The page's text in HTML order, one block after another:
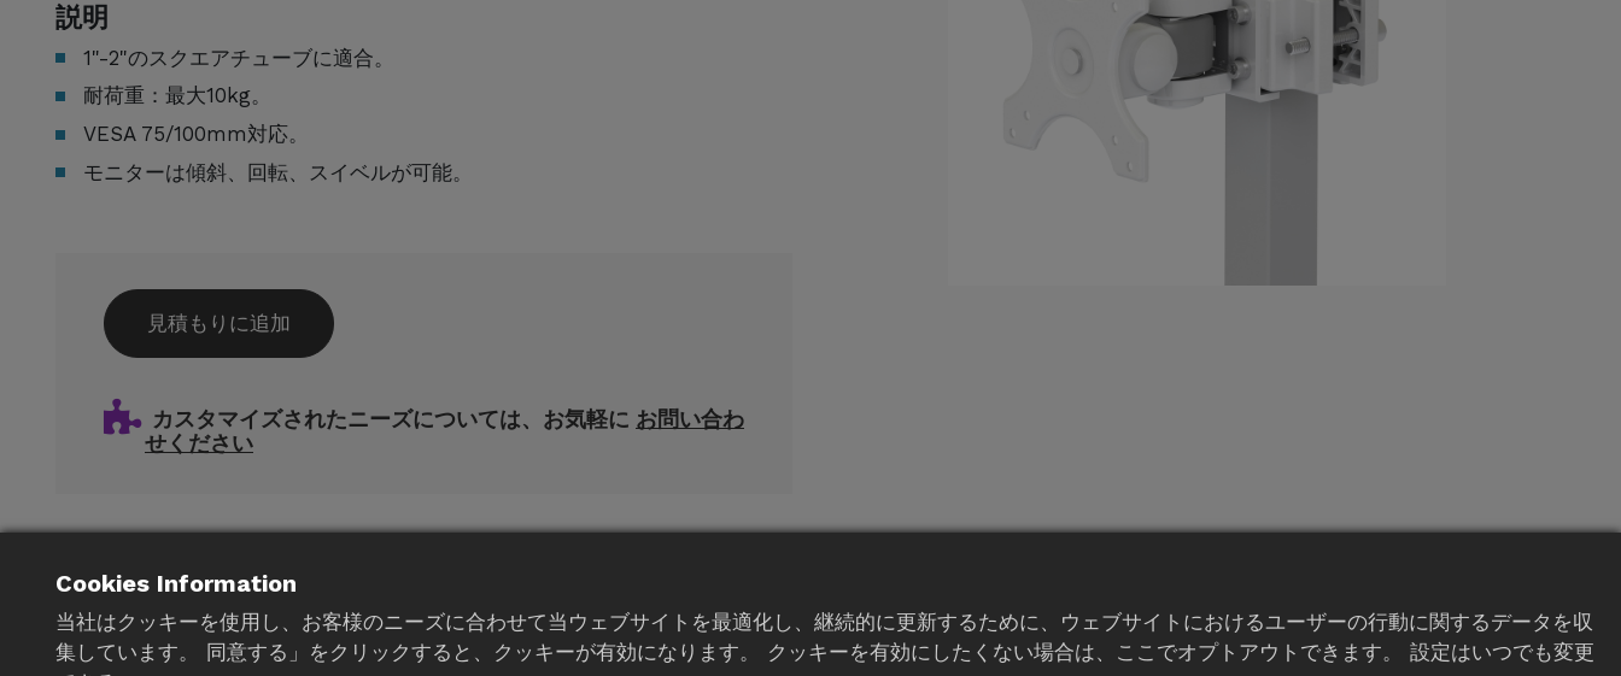
説明
1"-2"のスクエアチューブに適合。
耐荷重：最大10kg。
VESA 75/100mm対応。
モニターは傾斜、回転、スイベルが可能。
見積もりに追加
カスタマイズされたニーズについては、お気軽に お問い合わ
せください
関連製品
Cookies Information
当社はクッキーを使用し、お客様のニーズに合わせて当ウェブサイトを最適化し、継続的に更新するために、ウェブサイトにおけるユーザーの行動に関するデータを収
集しています。 同意する」をクリックすると、クッキーが有効になります。 クッキーを有効にしたくない場合は、ここでオプトアウトできます。 設定はいつでも変更